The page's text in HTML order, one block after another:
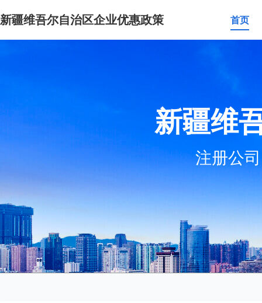
新疆维吾尔自治区企业优惠政策 首页
新疆维
注册公